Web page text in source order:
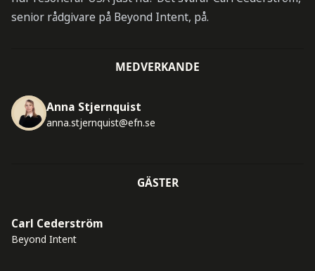
senior rådgivare på Beyond Intent, på.
MEDVERKANDE
Anna Stjernquist
anna.stjernquist@efn.se
GÄSTER
Carl Cederström
Beyond Intent